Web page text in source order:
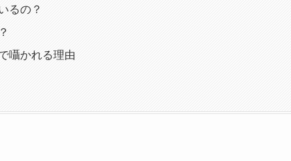
るの？
囁かれる理由